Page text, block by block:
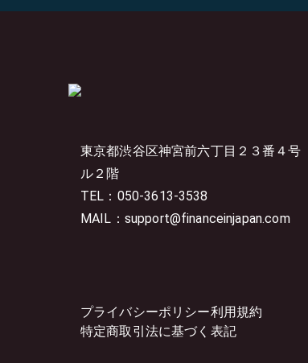
東京都渋谷区神宮前六丁目２３番４号
ル２階
TEL：050-3613-3538
MAIL：support@financeinjapan.com
プライバシーポリシー利用規約
特定商取引法に基づく表記